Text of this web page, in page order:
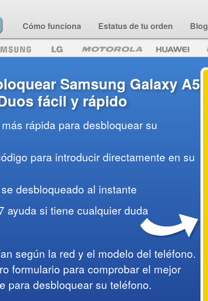
Cómo funciona Estatus de tu orden Blog
Samsung Galaxy A5
fácil y rápido
rápida para desbloquear su
para introducir directamente en su
desbloqueado al instante
ayuda si tiene cualquier duda
según la red y el modelo del teléfono.
formulario para comprobar el mejor
para desbloquear su teléfono.